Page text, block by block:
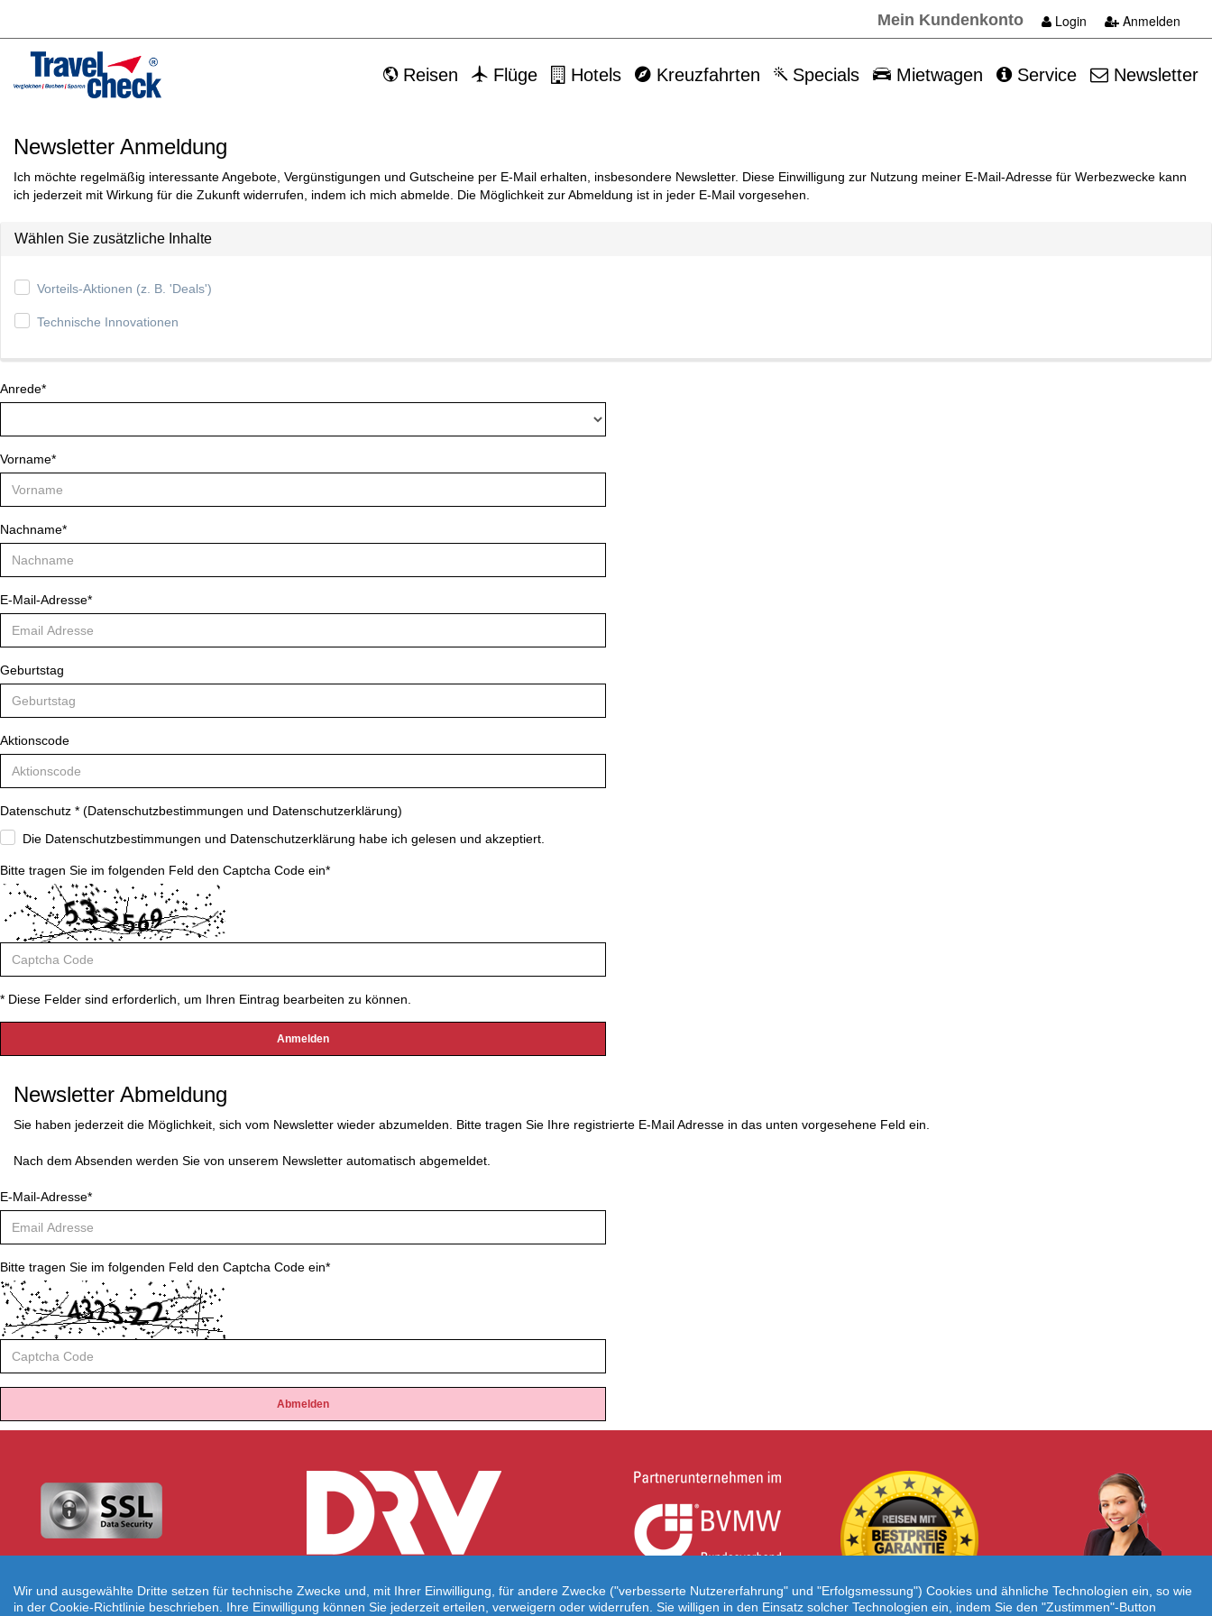
Mein Kundenkonto Login Anmelden
Reisen Flüge Hotels Kreuzfahrten Specials Mietwagen Service Newsletter
Newsletter Anmeldung
Ich möchte regelmäßig interessante Angebote, Vergünstigungen und Gutscheine per E-Mail erhalten, insbesondere News­let­ter. Diese Einwilligung zur Nutzung meiner E-Mail-Adresse für Werbezwecke kann
ich jederzeit mit Wirkung für die Zukunft widerrufen, indem ich mich abmelde. Die Möglichkeit zur Abmeldung ist in jeder E-Mail vorgesehen.
Wählen Sie zusätzliche Inhalte
Vorteils-Aktionen (z. B. 'Deals')
Technische Innovationen
Anrede*
Vorname*
Nachname*
E-Mail-Adresse*
Geburtstag
Aktionscode
Datenschutz * (Datenschutzbestimmungen und Datenschutzerklärung)
Die Datenschutzbestimmungen und Datenschutzerklärung habe ich gelesen und akzeptiert.
Bitte tragen Sie im folgenden Feld den Captcha Code ein*
* Diese Felder sind erforderlich, um Ihren Eintrag bearbeiten zu können.
Newsletter Abmeldung
Sie haben jederzeit die Möglichkeit, sich vom Newsletter wieder abzumelden. Bitte tragen Sie Ihre registrierte E-Mail Adresse in das unten vorgesehene Feld ein.
Nach dem Absenden werden Sie von unserem Newsletter automatisch abgemeldet.
E-Mail-Adresse*
Bitte tragen Sie im folgenden Feld den Captcha Code ein*
Datenübertragung durch SSL- Individuelle Reiseanfrage!
Wir und ausgewählte Dritte setzen für technische Zwecke und, mit Ihrer Einwilligung, für andere Zwecke ("verbesserte Nutzererfahrung" und "Erfolgsmessung") Cookies und ähnliche Technologien ein, so wie
in der Cookie-Richtlinie beschrieben. Ihre Einwilligung können Sie jederzeit erteilen, verweigern oder widerrufen. Sie willigen in den Einsatz solcher Technologien ein, indem Sie den "Zustimmen"-Button